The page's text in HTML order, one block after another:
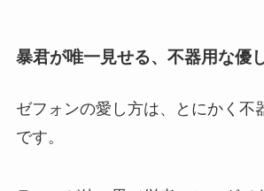
暴君が唯一見せる、不器用な優
ゼフォンの愛し方は、とにかく不
です。